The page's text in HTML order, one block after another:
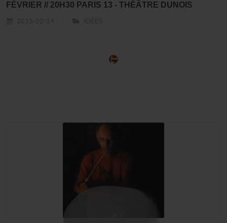
FÉVRIER // 20H30 PARIS 13 - THÉÂTRE DUNOIS